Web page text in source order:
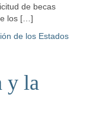
de becas
los […]
de los Estados
y la